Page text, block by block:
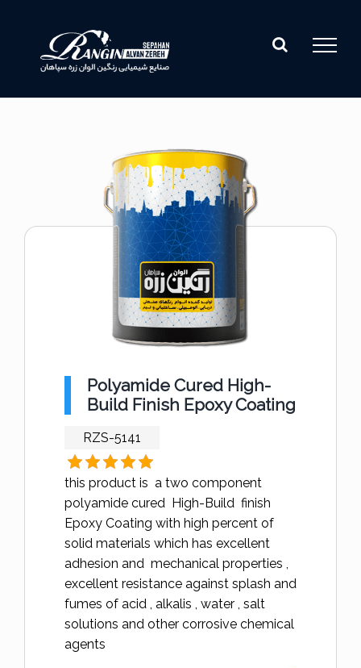
content
Polyamide Cured High-
Build Finish Epoxy Coating
RZS-5141
this product is a two component
polyamide cured High-Build finish
Epoxy Coating with high percent of
solid materials which has excellent
adhesion and mechanical properties ,
excellent resistance against splash and
fumes of acid , alkalis , water , salt
solutions and other corrosive chemical
agents